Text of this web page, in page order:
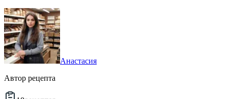
Анастасия
Автор рецепта